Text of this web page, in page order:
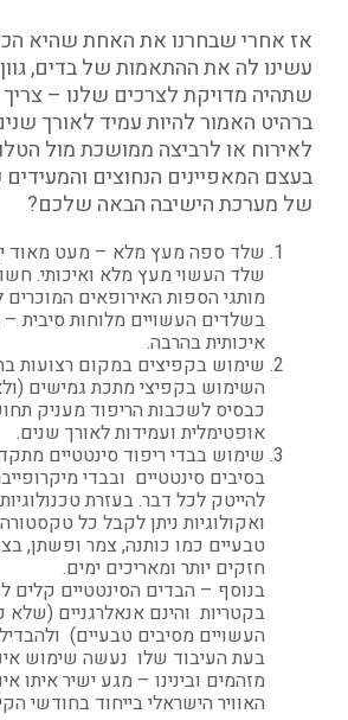
אז אחרי שבחרנו את האחת שהיא
עשינו לה את ההתאמות של בדים, גוון
שתהיה מדויקת לצרכים שלנו –
ברהיט האמור להיות עמיד לאורך
לאירוח או לרביצה ממושכת מול
בעצם המאפיינים הנחוצים
של מערכת הישיבה הבאה שלכם?
שלד ספה מעץ מלא – מעט מאוד
שלד העשוי מעץ מלא ואיכותי.
מותגי הספות האירופאים
בשלדים העשויים מלוחות סיבית
איכותית בהרבה.
שימוש בקפיצים במקום רצועות
השימוש בקפיצי מתכת גמישים
כבסיס לשכבות הריפוד מעניק
אופטימלית ועמידות לאורך שנים.
שימוש בבדי ריפוד סינטטיים
בסיבים סינטטיים ובבדי
להייטק לכל דבר. בעזרת
ואקולוגיות ניתן לקבל כל
טבעיים כמו כותנה, צמר ופשתן,
חזקים יותר ומאריכים ימים.
בנוסף – הבדים הסינטטיים קלים
בקטריות והינם אנאלרגניים (שלא
העשויים מסיבים טבעיים)
בעת העיבוד שלו נעשה שימוש
מזהמים ובינינו – מגע ישיר איתו
האוויר הישראלי בייחוד בחודשי